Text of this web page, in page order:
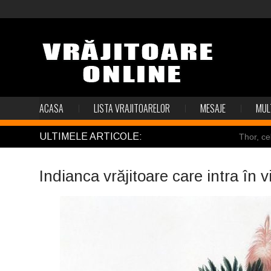
ACASA LISTA VRAJITOARELOR MESAJE
ULTIMELE ARTICOLE: Thor,
Mulţi
Indianca vrăjitoare care intra în